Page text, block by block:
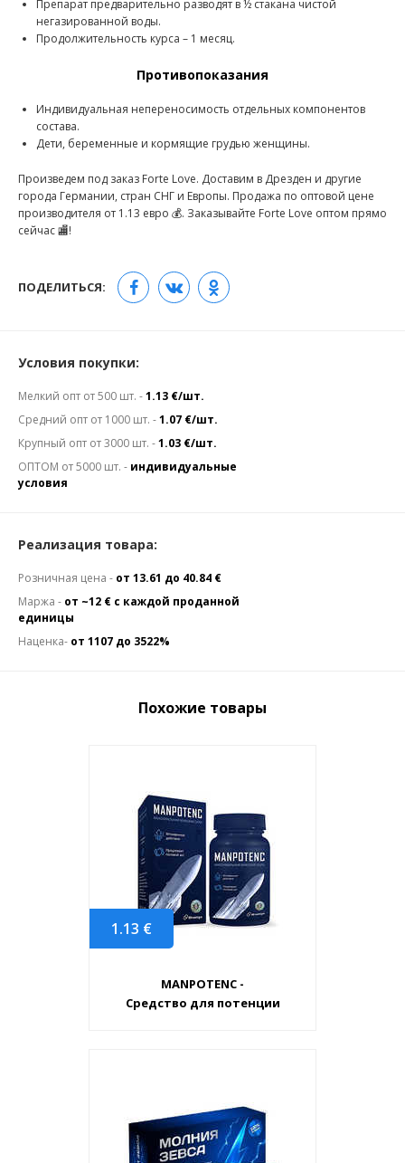
Препарат предварительно разводят в ½ стакана чистой
негазированной воды.
Продолжительность курса – 1 месяц.
Противопоказания
Индивидуальная непереносимость отдельных компонентов
состава.
Дети, беременные и кормящие грудью женщины.
Произведем под заказ Forte Love. Доставим в Дрезден и другие
города Германии, стран СНГ и Европы. Продажа по оптовой цене
производителя от 1.13 евро 💰. Заказывайте Forte Love оптом прямо
сейчас 🏬!
ПОДЕЛИТЬСЯ:
Условия покупки:
Мелкий опт от 500 шт. -1.13 €/шт.
Средний опт от 1000 шт. -1.07 €/шт.
Крупный опт от 3000 шт. -1.03 €/шт.
ОПТОМ от 5000 шт. - индивидуальные
условия
Реализация товара:
Розничная цена - от 13.61 до 40.84 €
Маржа - от ~12 € с каждой проданной
единицы
Наценка- от 1107 до 3522%
Похожие товары
1.13 €
MANPOTENC -
Средство для потенции